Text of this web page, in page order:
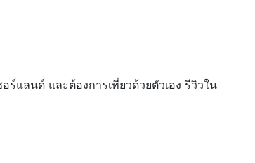
แลนด์ และต้องการเที่ยวด้วยตัวเอง รีวิวใน